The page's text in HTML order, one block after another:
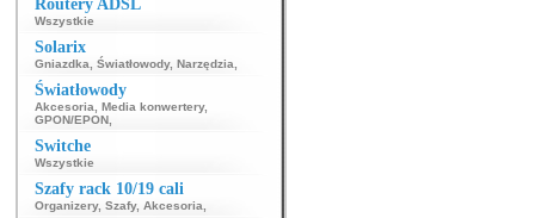
Routery ADSL
Wszystkie
Solarix
Gniazdka Światłowody, Narzędzia
Światłowody
Akcesoria Media konwertery,
GPON/EPON
Switche
Wszystkie
Szafy rack 10/19 cali
Organizery, Szafy, Akcesoria